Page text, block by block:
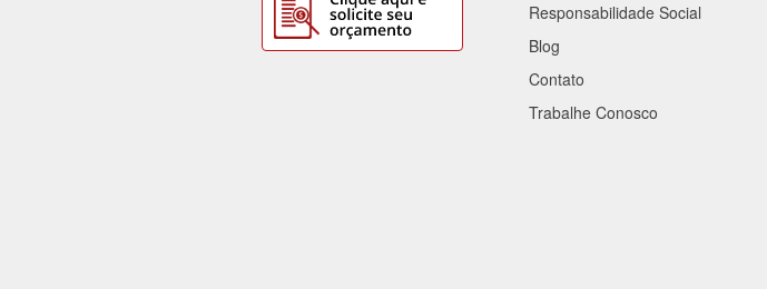
Responsabilidade Social
Blog
Contato
Trabalhe Conosco